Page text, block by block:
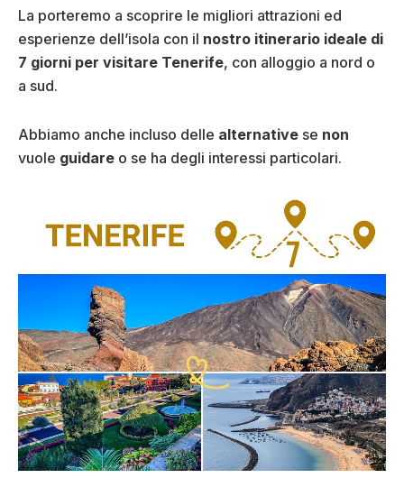
La porteremo a scoprire le migliori attrazioni ed
esperienze dell’isola con il nostro itinerario ideale di
7 giorni per visitare Tenerife, con alloggio a nord o
a sud.
Abbiamo anche incluso delle alternative se non
vuole guidare o se ha degli interessi particolari.